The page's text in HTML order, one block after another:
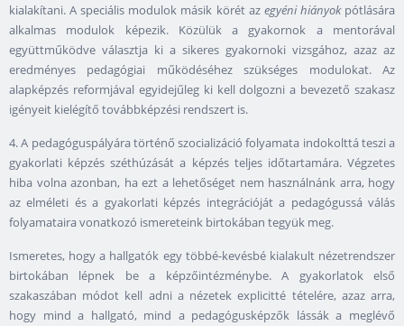
kialakítani. A speciális modulok másik körét az egyéni hiányokpótlására
alkalmas modulok képezik. Közülük a gyakornok a mentorával
együttműködve választja ki a sikeres gyakornoki vizsgához, azaz az
eredményes pedagógiai működéséhez szükséges modulokat. Az
alapképzés reformjával egyidejűleg ki kell dolgozni a bevezető szakasz
igényeit kielégítő továbbképzési rendszert is.
4. A pedagóguspályára történő szocializáció folyamata indokolttá teszi a
gyakorlati képzés széthúzását a képzés teljes időtartamára. Végzetes
hiba volna azonban, ha ezt a lehetőséget nem használnánk arra, hogy
az elméleti és a gyakorlati képzés integrációját a pedagógussá válás
folyamataira vonatkozó ismereteink birtokában tegyük meg.
Ismeretes, hogy a hallgatók egy többé-kevésbé kialakult nézetrendszer
birtokában lépnek be a képzőintézménybe. A gyakorlatok első
szakaszában módot kell adni a nézetek explicitté tételére, azaz arra,
hogy mind a hallgató, mind a pedagógusképzők lássák a meglévő